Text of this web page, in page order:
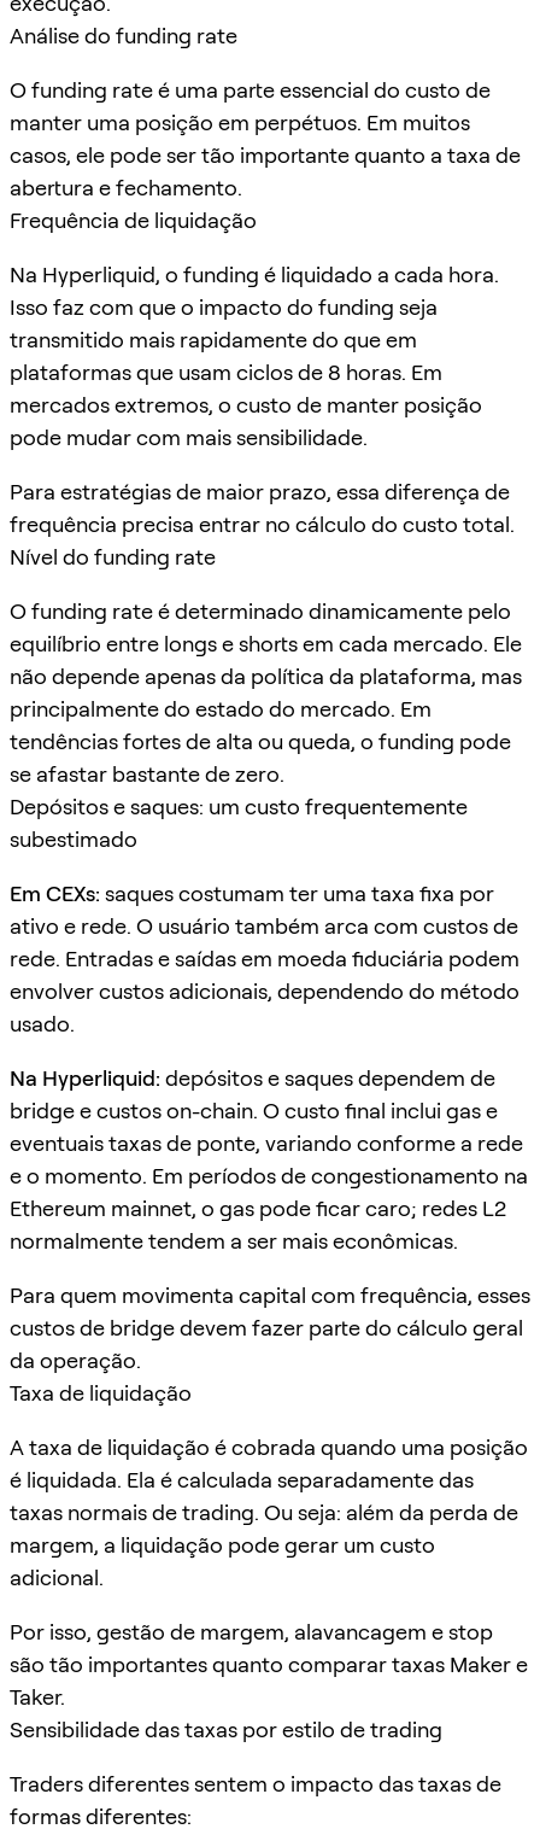
Análise do funding rate
O funding rate é uma parte essencial do custo de
manter uma posição em perpétuos. Em muitos
casos, ele pode ser tão importante quanto a taxa de
abertura e fechamento.
Frequência de liquidação
Na Hyperliquid, o funding é liquidado a cada hora.
Isso faz com que o impacto do funding seja
transmitido mais rapidamente do que em
plataformas que usam ciclos de 8 horas. Em
mercados extremos, o custo de manter posição
pode mudar com mais sensibilidade.
Para estratégias de maior prazo, essa diferença de
frequência precisa entrar no cálculo do custo total.
Nível do funding rate
O funding rate é determinado dinamicamente pelo
equilíbrio entre longs e shorts em cada mercado. Ele
não depende apenas da política da plataforma, mas
principalmente do estado do mercado. Em
tendências fortes de alta ou queda, o funding pode
se afastar bastante de zero.
Depósitos e saques: um custo frequentemente
subestimado
Em CEXs: saques costumam ter uma taxa fixa por
ativo e rede. O usuário também arca com custos de
rede. Entradas e saídas em moeda fiduciária podem
envolver custos adicionais, dependendo do método
usado.
Na Hyperliquid: depósitos e saques dependem de
bridge e custos on-chain. O custo final inclui gas e
eventuais taxas de ponte, variando conforme a rede
e o momento. Em períodos de congestionamento na
Ethereum mainnet, o gas pode ficar caro; redes L2
normalmente tendem a ser mais econômicas.
Para quem movimenta capital com frequência, esses
custos de bridge devem fazer parte do cálculo geral
da operação.
Taxa de liquidação
A taxa de liquidação é cobrada quando uma posição
é liquidada. Ela é calculada separadamente das
taxas normais de trading. Ou seja: além da perda de
margem, a liquidação pode gerar um custo
adicional.
Por isso, gestão de margem, alavancagem e stop
são tão importantes quanto comparar taxas Maker e
Taker.
Sensibilidade das taxas por estilo de trading
Traders diferentes sentem o impacto das taxas de
formas diferentes: